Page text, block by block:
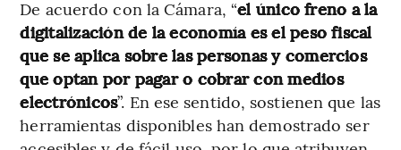
De acuerdo con la Cámara, “el único freno a la
digitalización de la economía es el peso fiscal
que se aplica sobre las personas y comercios
que optan por pagar o cobrar con medios
electrónicos”. En ese sentido, sostienen que las
herramientas disponibles han demostrado ser